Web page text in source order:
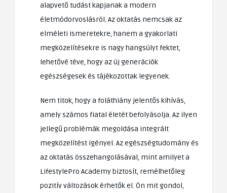
alapvető tudást kapjanak a modern
életmódorvoslásról. Az oktatás nemcsak az
elméleti ismeretekre, hanem a gyakorlati
megközelítésekre is nagy hangsúlyt fektet,
lehetővé téve, hogy az új generációk
egészségesek és tájékozottak legyenek.
Nem titok, hogy a foláthiány jelentős kihívás,
amely számos fiatal életét befolyásolja. Az ilyen
jellegű problémák megoldása integrált
megközelítést igényel. Az egészségtudomány és
az oktatás összehangolásával, mint amilyet a
LifestylePro Academy biztosít, remélhetőleg
pozitív változások érhetők el. Ön mit gondol,